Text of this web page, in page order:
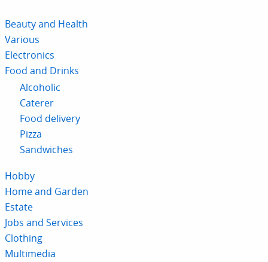
Beauty and Health
Various
Electronics
Food and Drinks
Alcoholic
Caterer
Food delivery
Pizza
Sandwiches
Hobby
Home and Garden
Estate
Jobs and Services
Clothing
Multimedia